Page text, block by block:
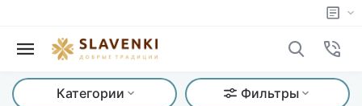
Категории Фильтры